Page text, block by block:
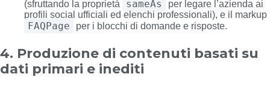
(sfruttando la proprietà sameAs
per legare l’azienda ai
profili social ufficiali ed elenchi professionali), e il markup
FAQPage per i blocchi di domande e risposte.
4. Produzione di contenuti basati su
dati primari e inediti